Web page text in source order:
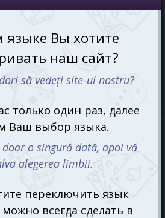
(Alias Original) (рум.)
530 mdl